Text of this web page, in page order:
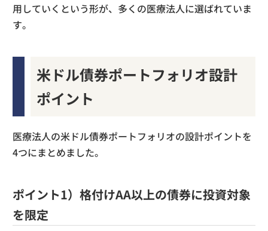
用していくという形が、多くの医療法人に選ばれていま
す。
米ドル債券ポートフォリオ設計
ポイント
医療法人の米ドル債券ポートフォリオの設計ポイントを
4つにまとめました。
ポイント1）格付けAA以上の債券に投資対象
を限定